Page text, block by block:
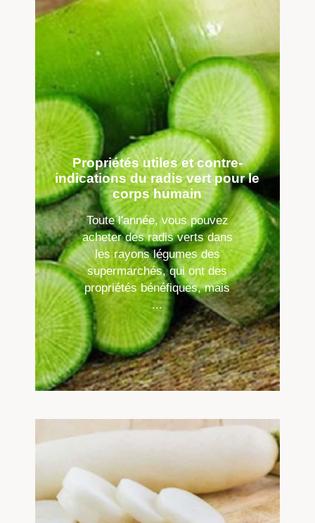
Propriétés utiles et contre-
indications du radis vert pour le
corps humain
Toute l'année, vous pouvez
acheter des radis verts dans
les rayons légumes des
supermarchés, qui ont des
propriétés bénéfiques, mais
...